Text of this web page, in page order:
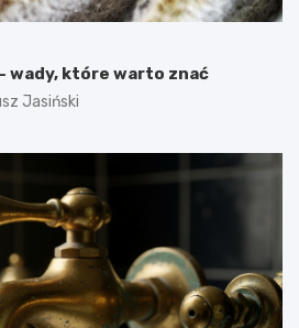
wady, które warto znać
Jasiński